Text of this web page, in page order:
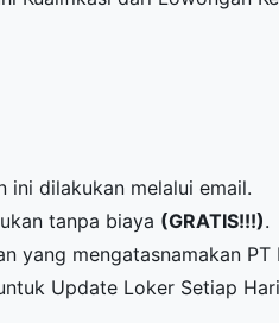
ini dilakukan melalui email.
tanpa biaya (GRATIS!!!).
yang mengatasnamakan
Update Loker Setiap